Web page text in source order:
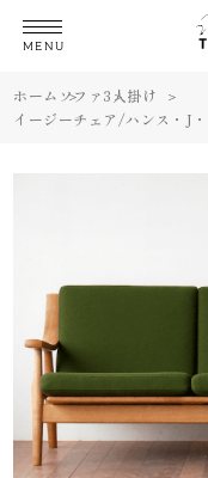
MENU
ホーム ソファ3人掛け
イージーチェア/ハンス・J